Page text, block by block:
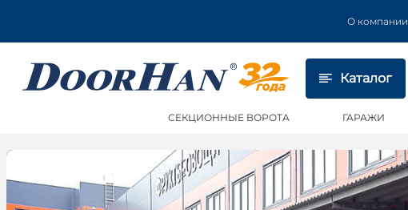
О компании
Каталог
СЕКЦИОННЫЕ ВОРОТА ГАРАЖИ